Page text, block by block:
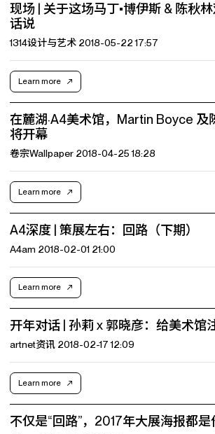
现场 | 关于这场马丁•博伊斯 & 陈秋
话说
1314设计与艺术 2018-05-22 17:57
Learn more
在麓湖·A4美术馆，Martin Boyce 及
将开幕
卷宗Wallpaper 2018-04-25 18:28
Learn more
A4深度 | 策展左右：回路（下期）
A4am 2018-02-01 21:00
Learn more
开年对话 | 孙莉 x 郭晓彦：给美术馆
artnet资讯 2018-02-17 12:09
Learn more
不仅是“回路”，2017年大展海报都是